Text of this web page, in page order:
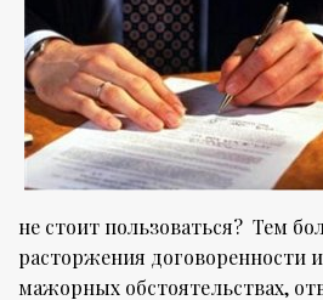
не стоит пользоваться? Тем
расторжения
мажорных обстоятельствах,